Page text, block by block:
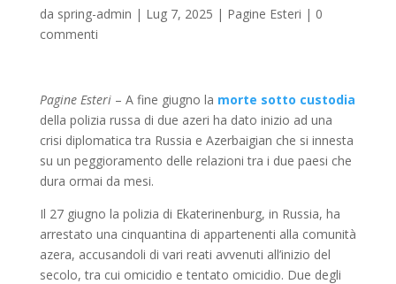
da spring-admin | Lug 7, 2025 | Pagine Esteri | 0
commenti
Pagine Esteri– A fine giugno la morte sotto custodia
della polizia russa di due azeri ha dato inizio ad una
crisi diplomatica tra Russia e Azerbaigian che si innesta
su un peggioramento delle relazioni tra i due paesi che
dura ormai da mesi.
Il 27 giugno la polizia di Ekaterinenburg, in Russia, ha
arrestato una cinquantina di appartenenti alla comunità
azera, accusandoli di vari reati avvenuti all’inizio del
secolo, tra cui omicidio e tentato omicidio. Due degli